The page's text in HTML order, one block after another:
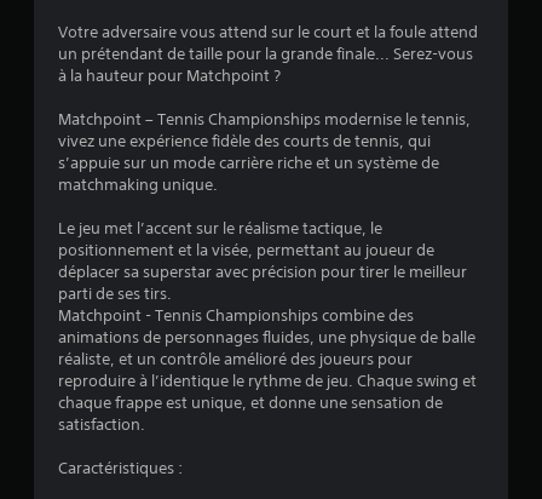
é
a
a
i
o
Votre adversaire vous attend sur le court et la foule attend
un prétendant de taille pour la grande finale... Serez-vous
à la hauteur pour Matchpoint ?
Matchpoint – Tennis Championships modernise le tennis,
vivez une expérience fidèle des courts de tennis, qui
s’appuie sur un mode carrière riche et un système de
matchmaking unique.
Le jeu met l’accent sur le réalisme tactique, le
positionnement et la visée, permettant au joueur de
déplacer sa superstar avec précision pour tirer le meilleur
parti de ses tirs.
Matchpoint - Tennis Championships combine des
animations de personnages fluides, une physique de balle
réaliste, et un contrôle amélioré des joueurs pour
reproduire à l’identique le rythme de jeu. Chaque swing et
chaque frappe est unique, et donne une sensation de
satisfaction.
Caractéristiques :